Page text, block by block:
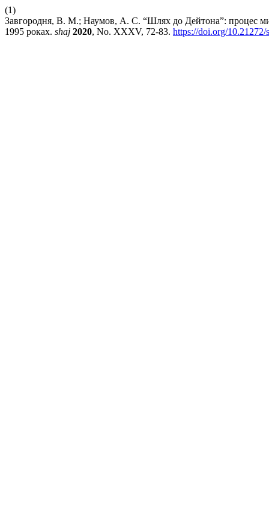
(1)
Завгородня, В. М.; Наумов, А. С. “Шлях до Дейтона”: процес
1995 роках. shaj 2020, No. XXXV, 72-83. https://doi.org/